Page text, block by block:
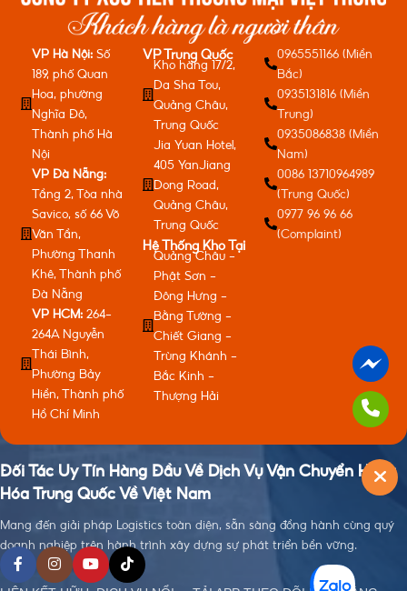
VP Hà Nội: Số
189, phố Quan
Hoa, phường
Nghĩa Đô,
Thành phố Hà
Nội
VP Đà Nẵng:
Tầng 2, Tòa nhà
Savico, số 66 Võ
Văn Tần,
Phường Thanh
Khê, Thành phố
Đà Nẵng
VP HCM: 264-
264A Nguyễn
Thái Bình,
Phường Bảy
Hiền, Thành phố
Hồ Chí Minh
VP Trung Quốc
Kho hàng 17/2,
Da Sha Tou,
Quảng Châu,
Trung Quốc
Jia Yuan Hotel,
405 YanJiang
Dong Road,
Quảng Châu,
Trung Quốc
Hệ Thống Kho Tại
Quảng Châu -
Phật Sơn -
Đông Hưng -
Bằng Tường -
Chiết Giang -
Trùng Khánh -
Bắc Kinh -
Thượng Hải
0965551166 (Miền
Bắc)
0935131816 (Miền
Trung)
0935086838 (Miền
Nam)
0086 13710964989
(Trung Quốc)
0977 96 96 66
(Complaint)
Đối Tác Uy Tín Hàng Đầu Về Dịch Vụ Vận Chuyển Hàng
Hóa Trung Quốc Về Việt Nam
Mang đến giải pháp Logistics toàn diện, sẵn sàng đồng hành cùng quý
doanh nghiệp trên hành trình xây dựng sự phát triển bền vững.